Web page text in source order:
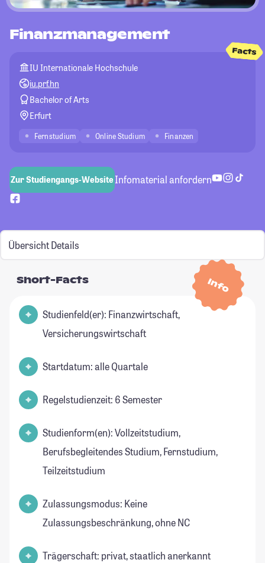
Finanzmanagement
Facts
IU Internationale Hochschule
iu.prf.hn
Bachelor of Arts
Erfurt
Fernstudium Online Studium Finanzen
Zur Studiengangs-WebsiteInfomaterial anfordern
Übersicht Details
Info
Short-Facts
Studienfeld(er): Finanzwirtschaft,
Versicherungswirtschaft
Startdatum: alle Quartale
Regelstudienzeit: 6 Semester
Studienform(en): Vollzeitstudium,
Berufsbegleitendes Studium, Fernstudium,
Teilzeitstudium
Zulassungsmodus: Keine
Zulassungsbeschränkung, ohne NC
Trägerschaft: privat, staatlich anerkannt